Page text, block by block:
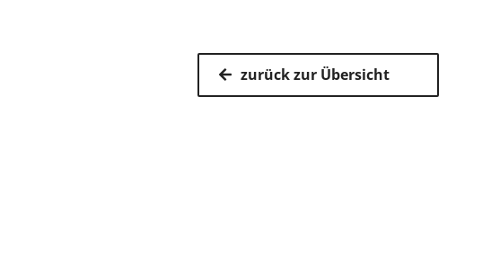
zurück zur Übersicht